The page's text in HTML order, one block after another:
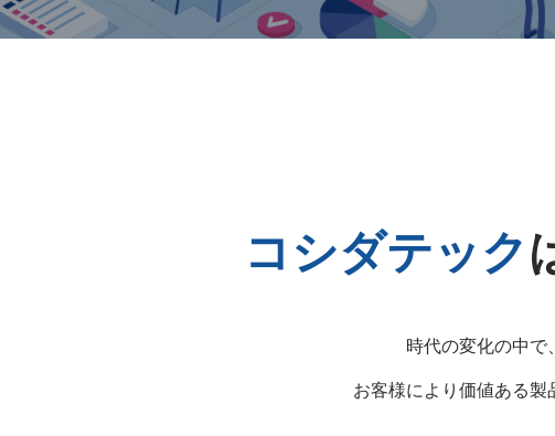
コシダテック
時代の変化の中で
お客様により価値ある製